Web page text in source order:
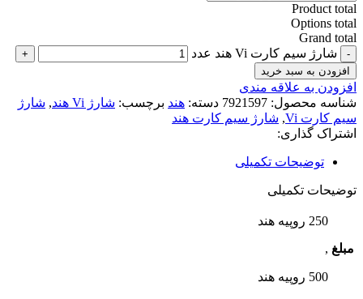
Product total
Options total
Grand total
شارژ سیم کارت Vi هند عدد
افزودن به سبد خرید
افزودن به علاقه مندی
شناسه محصول: 7921597 دسته: هند برچسب: شارژ Vi هند , شارژ
سیم کارت Vi
, شارژ سیم کارت هند
اشتراک گذاری:
توضیحات تکمیلی
توضیحات تکمیلی
مبلغ
250 روپیه هند
,
500 روپیه هند